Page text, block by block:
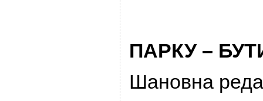
ПАРКУ –
Шановна